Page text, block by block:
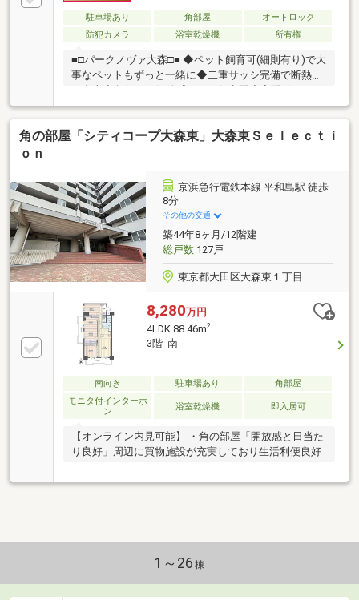
駐車場あり 角部屋
オートロック
防犯カメラ
浴室乾燥機 所有権
■□パークノヴァ大森□■ ◆ペット飼育可(細則有り)で大
事なペットもずっと一緒に◆二重サッシ完備で断熱性
やオートロックなどの防犯セキュリティも充実
角の部屋「シティコープ大森東」大森東Ｓｅｌｅｃｔｉ
ｏｎ
京浜急行電鉄本線 平和島駅 徒歩
8分
その他の交通
築44年8ヶ月/12階建
総戸数127戸
東京都大田区大森東１丁目
8,280万円
4LDK 88.46m2
3階 南
南向き 駐車場あり
角部屋
モニタ付インターホ
ン
浴室乾燥機 即入居可
【オンライン内見可能】 ・角の部屋「開放感と日当た
り良好」周辺に買物施設が充実しており生活利便良好
1～26 棟